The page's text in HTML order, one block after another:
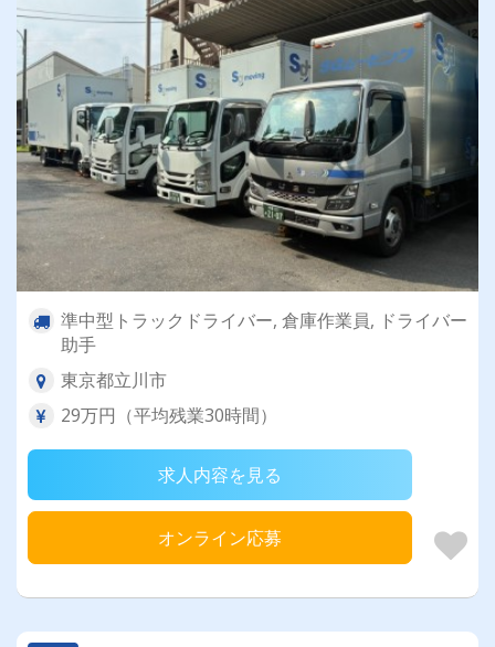
準中型トラックドライバー, 倉庫作業員, ドライバー
助手
東京都立川市
29万円（平均残業30時間）
求人内容を見る
オンライン応募